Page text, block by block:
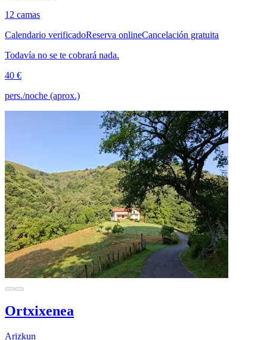
12 camas
Calendario verificadoReserva onlineCancelación gratuita
Todavía no se te cobrará nada.
40 €
pers./noche (aprox.)
Ortxixenea
Arizkun